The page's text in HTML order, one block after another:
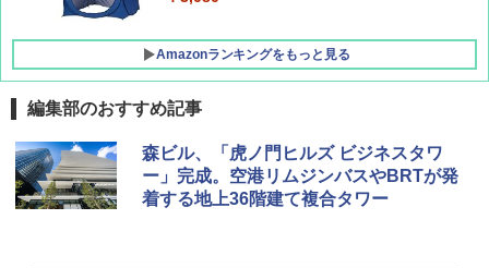
Amazonランキングをもっと見る
編集部のおすすめ記事
森ビル、「虎ノ門ヒルズ ビジネスタワ
ー」完成。空港リムジンバスやBRTが発
着する地上36階建て複合タワー